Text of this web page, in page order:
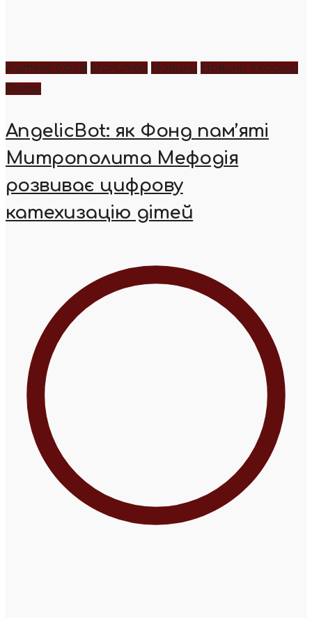
Дитяча біблія Молитва Новини Новини України
Фото
AngelicBot: як Фонд пам’яті
Митрополита Мефодія
розвиває цифрову
катехизацію дітей